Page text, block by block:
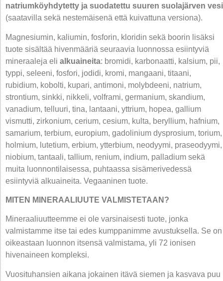
natriumköyhdytetty ja suodatettu suuren suolajärven vesi
(saatavilla sekä nestemäisenä että kuivattuna versiona).
Magnesiumin, kaliumin, fosforin, kloridin sekä boorin lisäksi
tuote sisältää hivenmääriä seuraavia luonnossa esiintyviä
mineraaleja eli alkuaineita: bromidi, karbonaatti, kalsium, pii,
typpi, seleeni, fosfori, jodidi, kromi, mangaani, titaani,
rubidium, kobolti, kupari, antimoni, molybdeeni, natrium,
strontium, sinkki, nikkeli, volframi, germanium, skandium,
vanadium, telluuri, tina, lantaani, yttrium, hopea, gallium
vismutti, zirkonium, cerium, cesium, kulta, beryllium, hafnium,
samarium, terbium, europium, gadolinium dysprosium, torium,
holmium, lutetium, erbium, ytterbium, neodyymi, praseodyymi,
niobium, tantaali, tallium, renium, indium, palladium sekä
muita luonnontilaisessa, puhtaassa sisämerivedessä
esiintyviä alkuaineita. Vegaaninen tuote.
MITEN MINERAALIUUTE VALMISTETAAN?
Mineraaliuutteemme ei ole varsinaisesti tuote, jonka
valmistamme itse tai edes kumppanimme avustuksella. Se on
oikeastaan luonnon itsensä valmistama, yli 72 ionisen
hivenaineen kompleksi.
Vuosituhansien aikana jokainen itävä siemen ja kasvava puu